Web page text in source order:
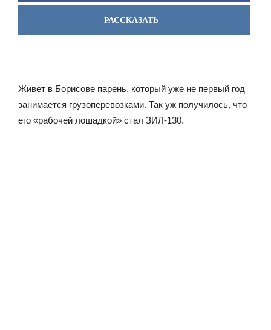
РАССКАЗАТЬ
Живет в Борисове парень, который уже не первый год
занимается грузоперевозками. Так уж получилось, что
его «рабочей лошадкой» стал ЗИЛ-130.